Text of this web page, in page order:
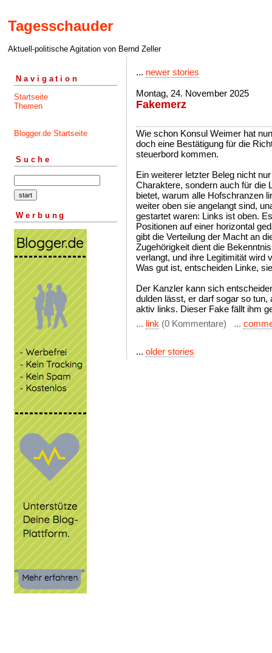
Tagesschauder
Aktuell-politische Agitation von Bernd Zeller
Navigation
Startseite
Themen
Blogger.de Startseite
Suche
Werbung
... newer stories
Montag, 24. November 2025
Fakemerz
Wie schon Konsul Weimer hat
doch eine Bestätigung für die
steuerbord kommen.
Ein weiterer letzter Beleg nicht
Charaktere, sondern auch für die
bietet, warum alle Hofschranzen
weiter oben sie angelangt sind,
gestartet waren: Links ist oben.
Positionen auf einer horizontal
gibt die Verteilung der Macht an
Zugehörigkeit dient die
verlangt, und ihre Legitimität wird
Was gut ist, entscheiden Linke,
Der Kanzler kann sich
dulden lässt, er darf sogar so
aktiv links. Dieser Fake fällt ihm
... link (0 Kommentare) ...
... older stories